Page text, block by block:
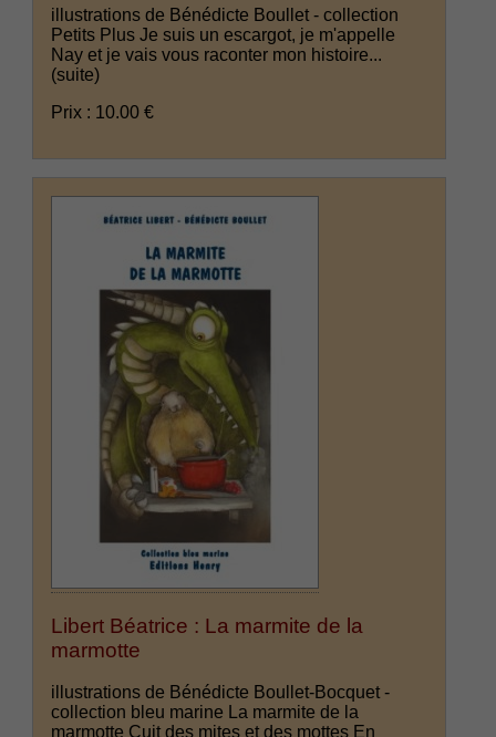
illustrations de Bénédicte Boullet - collection
Petits Plus Je suis un escargot, je m'appelle
Nay et je vais vous raconter mon histoire...
(suite)
Prix : 10.00 €
Libert Béatrice : La marmite de la
marmotte
illustrations de Bénédicte Boullet-Bocquet -
collection bleu marine La marmite de la
marmotte Cuit des mites et des mottes En